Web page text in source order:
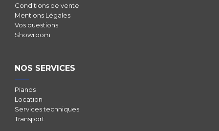
Conditions de vente
Mentions Légales
Vos questions
Showroom
NOS SERVICES
Pianos
Location
Services techniques
Transport